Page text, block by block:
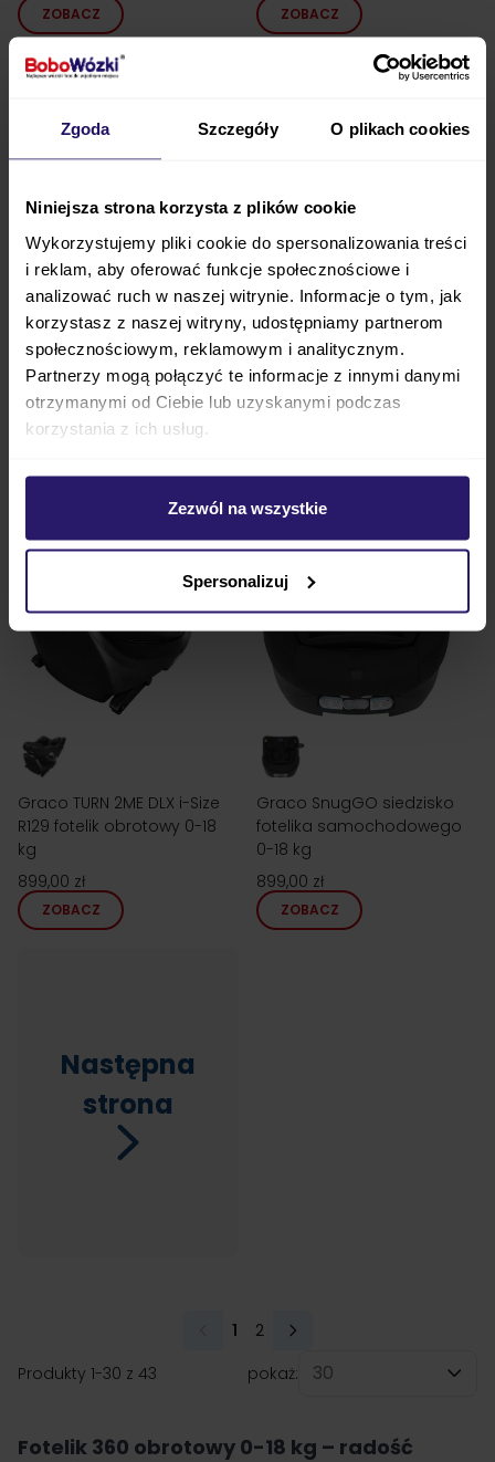
Zgoda Szczegóły O plikach cookies
Niniejsza strona korzysta z plików cookie
Wykorzystujemy pliki cookie do spersonalizowania treści
i reklam, aby oferować funkcje społecznościowe i
analizować ruch w naszej witrynie. Informacje o tym, jak
korzystasz z naszej witryny, udostępniamy partnerom
społecznościowym, reklamowym i analitycznym.
Partnerzy mogą połączyć te informacje z innymi danymi
otrzymanymi od Ciebie lub uzyskanymi podczas
korzystania z ich usług.
Zezwól na wszystkie
Spersonalizuj
ZOBACZ ZOBACZ
Avionaut AEROFIX AirFlow
fotelik 0-18 kg + baza
obrotowa IQ ORBIT
2 298,00 zł
Britax DUALFIX PLUS i-Size
fotelik obrotowy dla dzieci
0-18 kg
Graco TURN 2ME DLX i-Size
R129 fotelik obrotowy 0-18
kg
899,00 zł
ZOBACZ
Graco SnugGO siedzisko
fotelika samochodowego
0-18 kg
899,00 zł
ZOBACZ
Następna
strona
Produkty 1-30 z 43
Aktualnie czytasz stronę
1 Strona
2
pokaż:
Fotelik 360 obrotowy 0-18 kg – radość